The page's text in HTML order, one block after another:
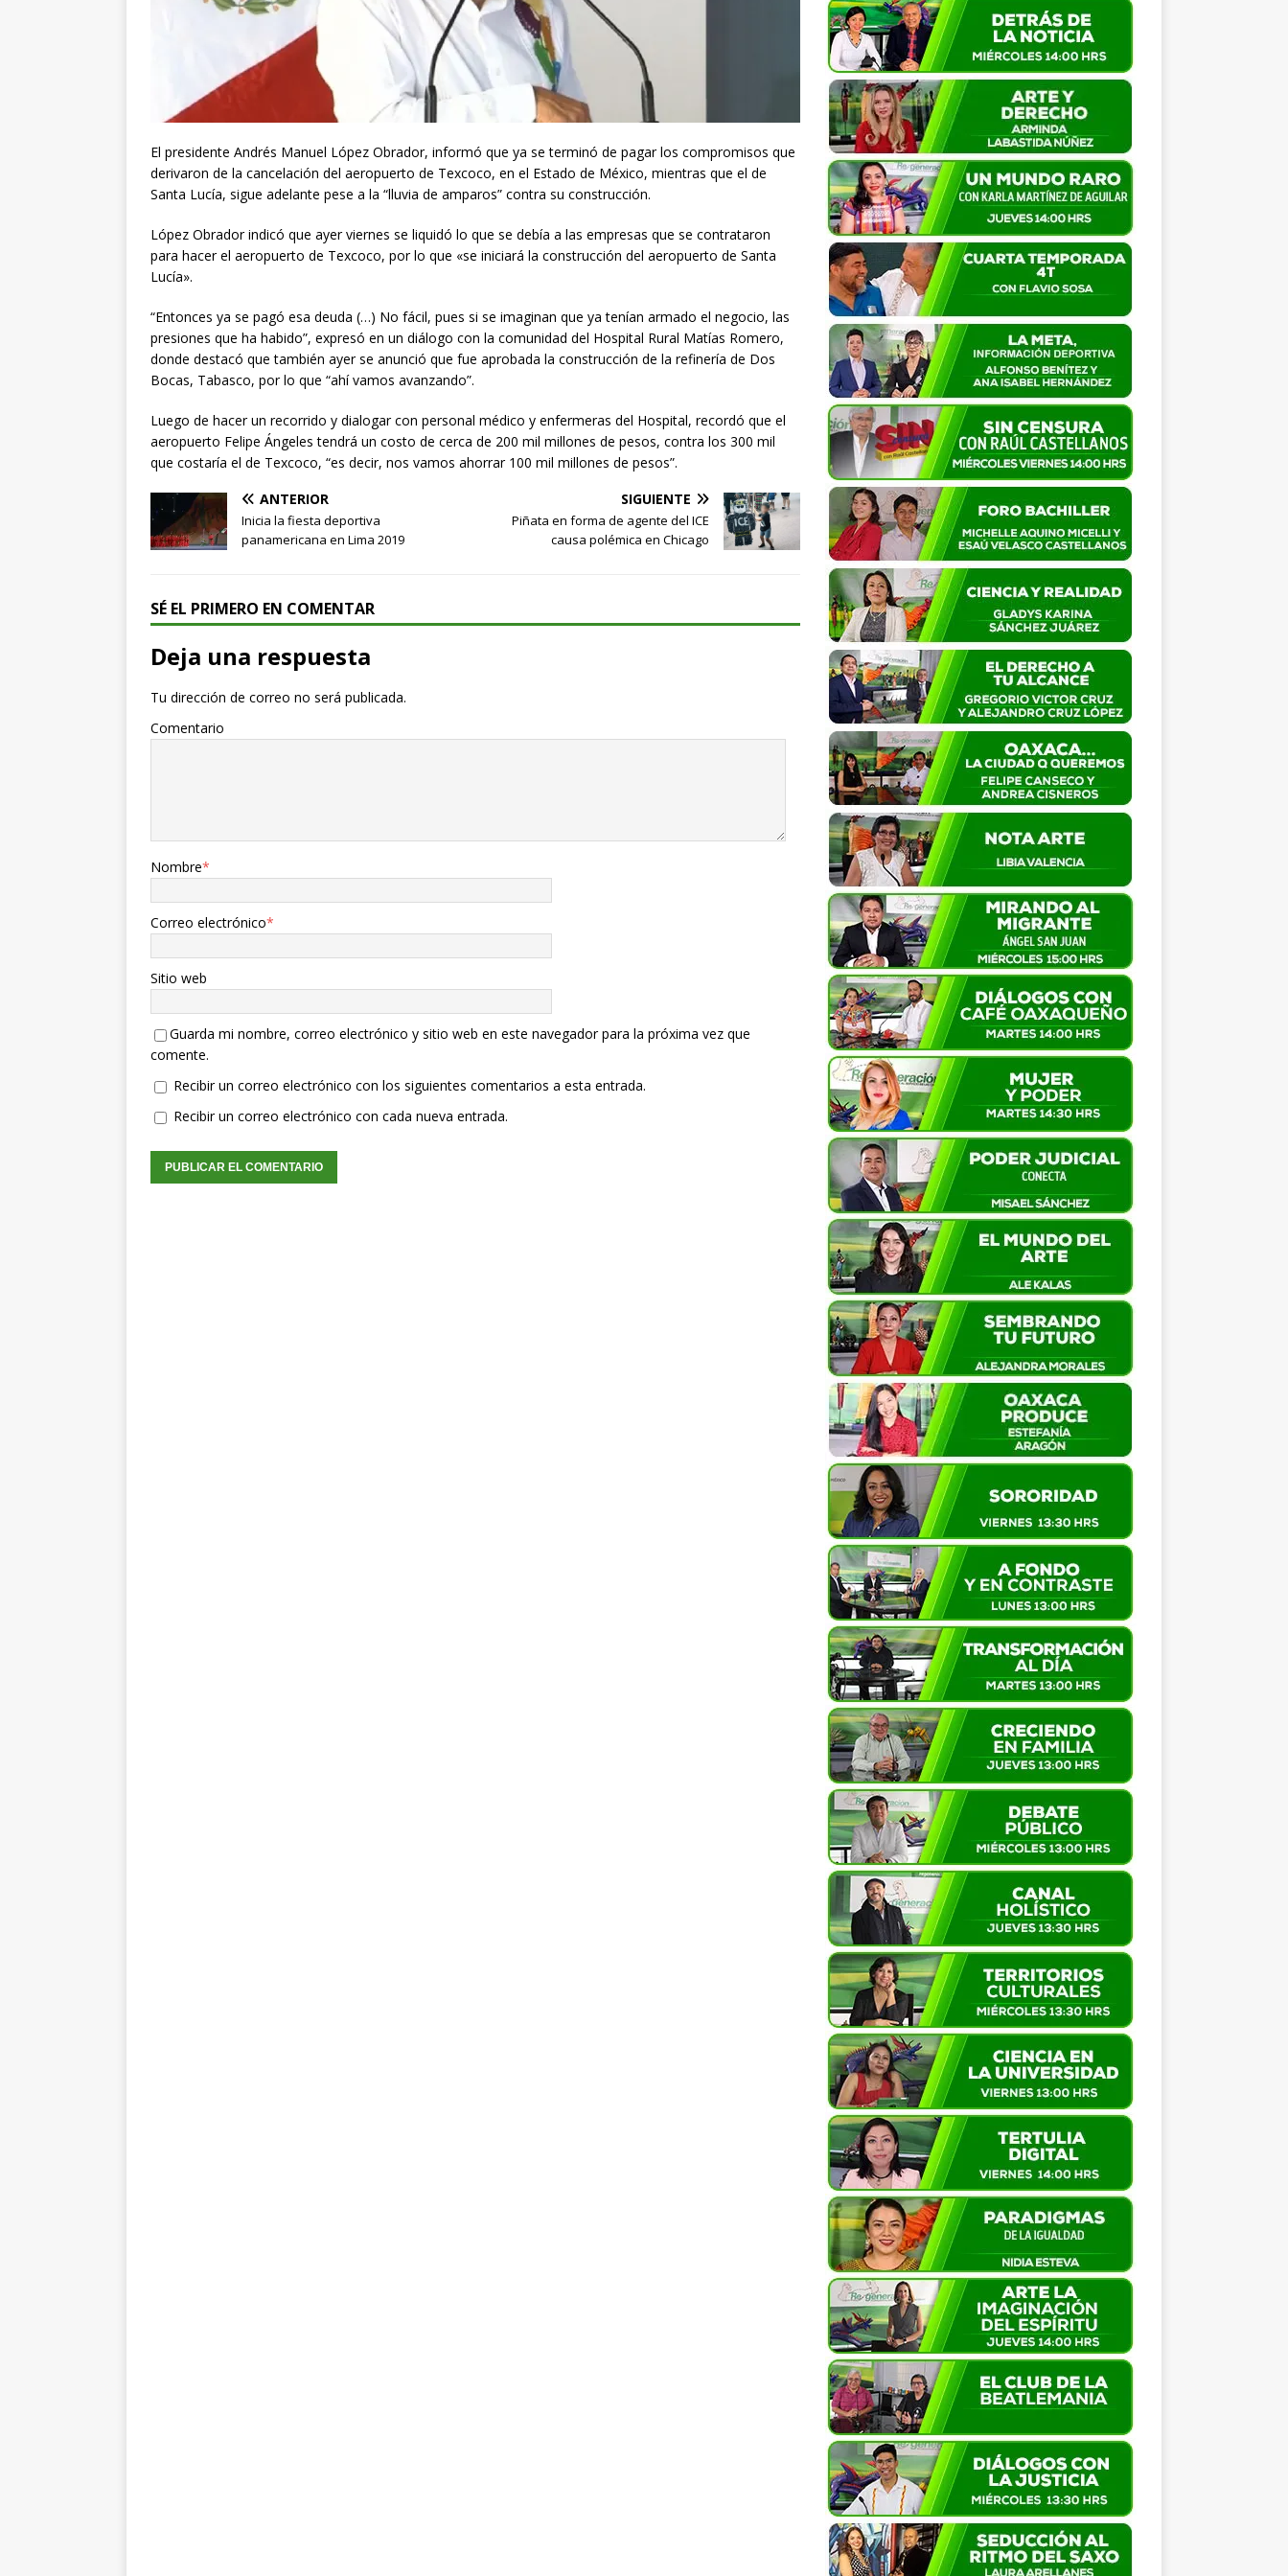
El presidente Andrés Manuel López Obrador, informó que ya se terminó de pagar los compromisos que
derivaron de la cancelación del aeropuerto de Texcoco, en el Estado de México, mientras que el de
Santa Lucía, sigue adelante pese a la “lluvia de amparos” contra su construcción.
López Obrador indicó que ayer viernes se liquidó lo que se debía a las empresas que se contrataron
para hacer el aeropuerto de Texcoco, por lo que «se iniciará la construcción del aeropuerto de Santa
Lucía».
“Entonces ya se pagó esa deuda (…) No fácil, pues si se imaginan que ya tenían armado el negocio, las
presiones que ha habido”, expresó en un diálogo con la comunidad del Hospital Rural Matías Romero,
donde destacó que también ayer se anunció que fue aprobada la construcción de la refinería de Dos
Bocas, Tabasco, por lo que “ahí vamos avanzando”.
Luego de hacer un recorrido y dialogar con personal médico y enfermeras del Hospital, recordó que el
aeropuerto Felipe Ángeles tendrá un costo de cerca de 200 mil millones de pesos, contra los 300 mil
que costaría el de Texcoco, “es decir, nos vamos ahorrar 100 mil millones de pesos”.
ANTERIOR
Inicia la fiesta deportiva
panamericana en Lima 2019
SIGUIENTE
Piñata en forma de agente del ICE
causa polémica en Chicago
SÉ EL PRIMERO EN COMENTAR
Deja una respuesta
Tu dirección de correo no será publicada.
Comentario
Nombre*
Correo electrónico*
Sitio web
Guarda mi nombre, correo electrónico y sitio web en este navegador para la próxima vez que
comente.
Recibir un correo electrónico con los siguientes comentarios a esta entrada.
Recibir un correo electrónico con cada nueva entrada.